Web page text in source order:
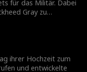
für das Militär. Dabei
Gray zu
der Welt wurde.
zu ihrem Ehemann
Hochzeit zu
– dabei
ihrer Hochzeit zum
und entwickelte